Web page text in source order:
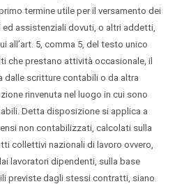
termine utile per il versamento dei
assistenziali dovuti, o altri addetti,
all’art. 5, comma 5, del testo unico
che prestano attività occasionale, il
dalle scritture contabili o da altra
rinvenuta nel luogo in cui sono
Detta disposizione si applica a
non contabilizzati, calcolati sulla
collettivi nazionali di lavoro ovvero,
lavoratori dipendenti, sulla base
previste dagli stessi contratti, siano